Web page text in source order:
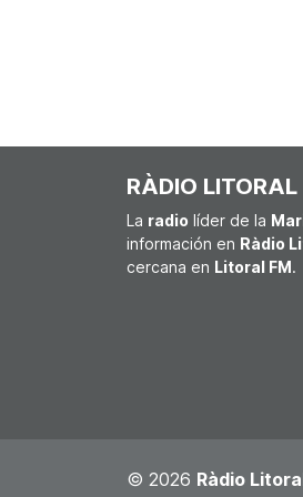
RÀDIO LITORAL
La radio líder de la
información en Ràdio
cercana en Litoral FM.
© 2026 Ràdio